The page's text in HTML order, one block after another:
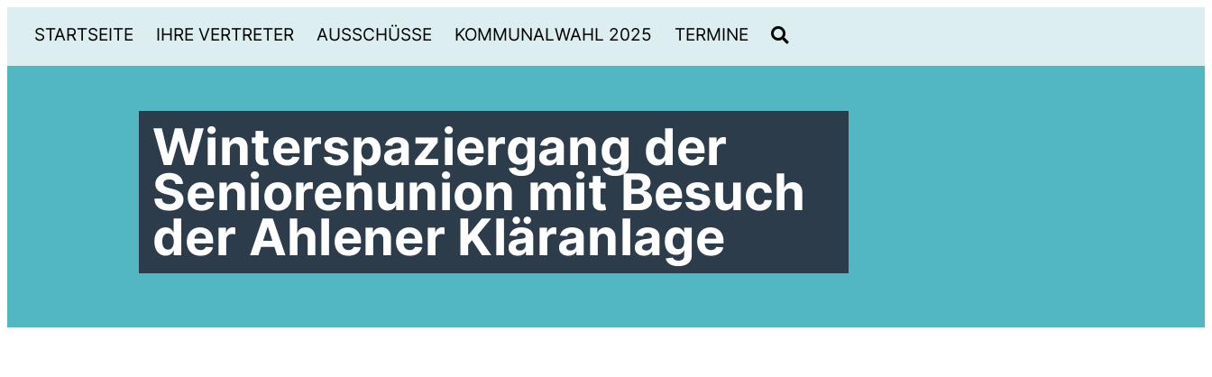
STARTSEITE IHRE VERTRETER AUSSCHÜSSE KOMMUNALWAHL 2025 TERMINE
Winterspaziergang der
Seniorenunion mit Besuch
der Ahlener Kläranlage